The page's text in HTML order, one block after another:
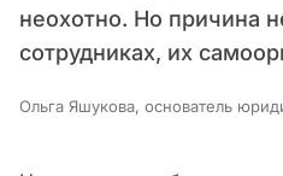
неохотно. Но причина
сотрудниках, их
Ольга Яшукова, основатель